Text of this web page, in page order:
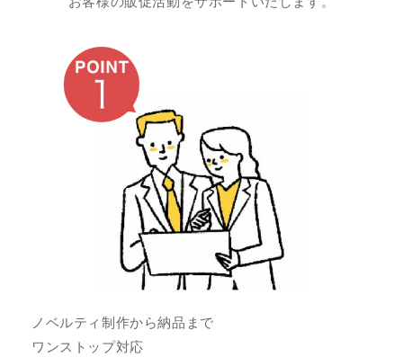
ノベルティ制作から納品まで
ワンストップ対応